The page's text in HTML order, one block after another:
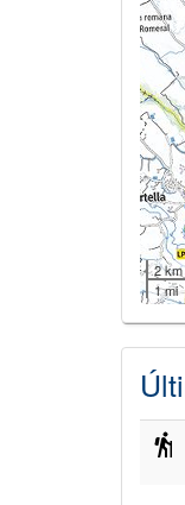
2 km
1 mi